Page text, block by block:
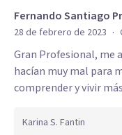
Fernando Santiago
28 de febrero de 2023 ·
Gran Profesional, me
hacían muy mal para
comprender y vivir
Karina S. Fantin